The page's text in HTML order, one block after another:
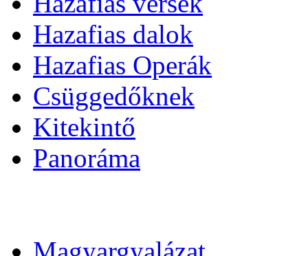
Hazafias dalok
Hazafias Operák
Csüggedőknek
Kitekintő
Panoráma